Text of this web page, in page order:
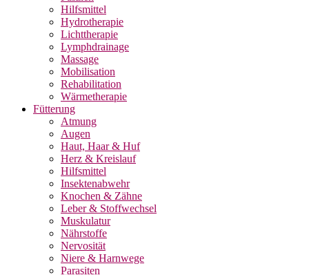
Hilfsmittel
Hydrotherapie
Lichttherapie
Lymphdrainage
Massage
Mobilisation
Rehabilitation
Wärmetherapie
Fütterung
Atmung
Augen
Haut, Haar & Huf
Herz & Kreislauf
Hilfsmittel
Insektenabwehr
Knochen & Zähne
Leber & Stoffwechsel
Muskulatur
Nährstoffe
Nervosität
Niere & Harnwege
Parasiten